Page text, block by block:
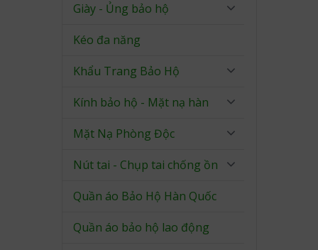
Giày - Ủng bảo hộ
Kéo đa năng
Khẩu Trang Bảo Hộ
Kính bảo hộ - Mặt nạ hàn
Mặt Nạ Phòng Độc
Nút tai - Chụp tai chống ồn
Quần áo Bảo Hộ Hàn Quốc
Quần áo bảo hộ lao động